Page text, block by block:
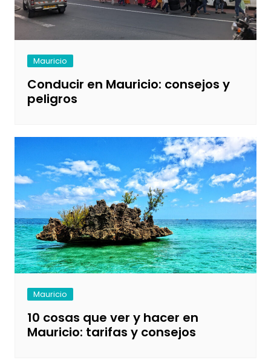
Mauricio
Conducir en Mauricio: consejos y
peligros
Mauricio
10 cosas que ver y hacer en
Mauricio: tarifas y consejos